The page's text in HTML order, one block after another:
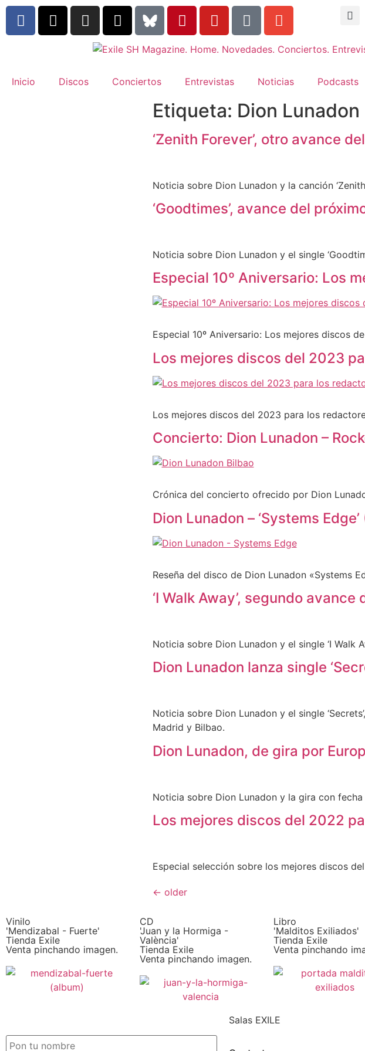
Inicio Discos Conciertos Entrevistas Noticias Podcasts
Etiqueta: Dion Lunadon
‘Zenith Forever’, otro avance
Noticia sobre Dion Lunadon y la canción
‘Goodtimes’, avance del
Noticia sobre Dion Lunadon y el single
Especial 10º Aniversario: Los
Especial 10º Aniversario: Los mejores discos
Los mejores discos del 2023
Los mejores discos del 2023 para los
Concierto: Dion Lunadon –
Crónica del concierto ofrecido por Dion
Dion Lunadon – ‘Systems
Reseña del disco de Dion Lunadon «Systems
‘I Walk Away’, segundo
Noticia sobre Dion Lunadon y el single ‘I Walk
Dion Lunadon lanza single
Noticia sobre Dion Lunadon y el single
Madrid y Bilbao.
Dion Lunadon, de gira por
Noticia sobre Dion Lunadon y la gira con fecha
Los mejores discos del 2022
Especial selección sobre los mejores discos
← older
Vinilo
'Mendizabal - Fuerte'
Tienda Exile
Venta pinchando imagen.
CD
'Juan y la Hormiga -
València'
Tienda Exile
Venta pinchando imagen.
Libro
'Malditos Exiliados'
Tienda Exile
Venta pinchando
Salas EXILE